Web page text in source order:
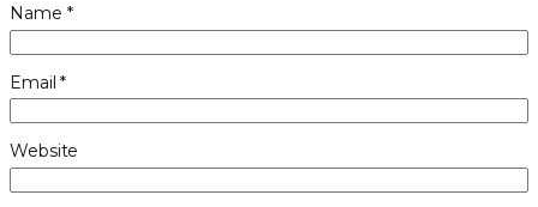
Name *
Email*
Website